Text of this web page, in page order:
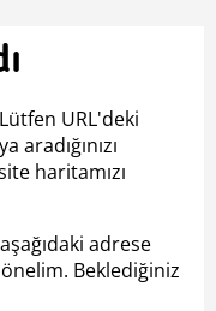
URL'deki
aradığınızı
haritamızı
adrese
Beklediğiniz